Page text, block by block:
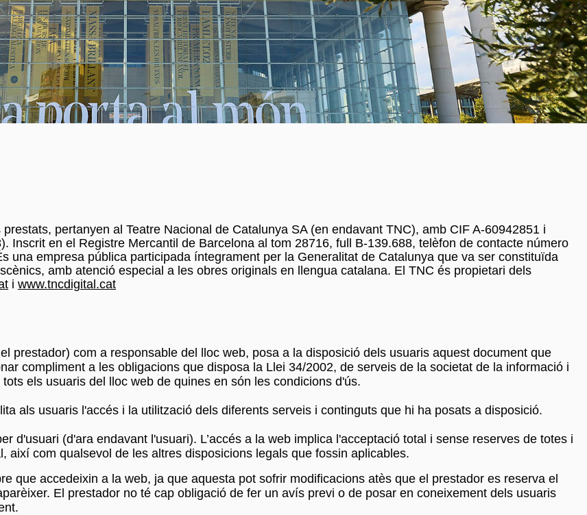
pertanyen al Teatre Nacional de Catalunya SA (en endavant TNC), amb CIF A-60942851 i
Inscrit en el Registre Mercantil de Barcelona al tom 28716, full B-139.688, telèfon de contacte número
una empresa pública participada íntegrament per la Generalitat de Catalunya que va ser constituïda
amb atenció especial a les obres originals en llengua catalana. El TNC és propietari dels
i www.tncdigital.cat
prestador) com a responsable del lloc web, posa a la disposició dels usuaris aquest document que
compliment a les obligacions que disposa la Llei 34/2002, de serveis de la societat de la informació i
els usuaris del lloc web de quines en són les condicions d'ús.
als usuaris l'accés i la utilització dels diferents serveis i continguts que hi ha posats a disposició.
d'usuari (d'ara endavant l'usuari). L’accés a la web implica l'acceptació total i sense reserves de totes i
com qualsevol de les altres disposicions legals que fossin aplicables.
que accedeixin a la web, ja que aquesta pot sofrir modificacions atès que el prestador es reserva el
El prestador no té cap obligació de fer un avís previ o de posar en coneixement dels usuaris